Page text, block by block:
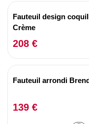
Fauteuil design
Crème
208 €
Fauteuil arrondi
139 €